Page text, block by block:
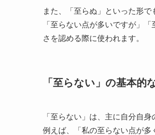
また、「至らぬ」といった形で
「至らない点が多いですが」
さを認める際に使われます。
「至らない」の基本的
「至らない」は、主に自分自
例えば、「私の至らない点が多